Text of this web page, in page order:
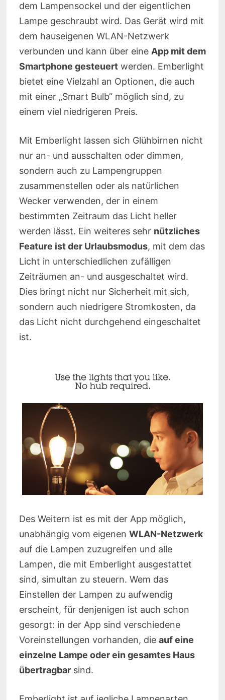
dem Lampensockel und der eigentlichen
Lampe geschraubt wird. Das Gerät wird mit
dem hauseigenen WLAN-Netzwerk
verbunden und kann über eine App mit dem
Smartphone gesteuertwerden. Emberlight
bietet eine Vielzahl an Optionen, die auch
mit einer „Smart Bulb“ möglich sind, zu
einem viel niedrigeren Preis.
Mit Emberlight lassen sich Glühbirnen nicht
nur an- und ausschalten oder dimmen,
sondern auch zu Lampengruppen
zusammenstellen oder als natürlichen
Wecker verwenden, der in einem
bestimmten Zeitraum das Licht heller
werden lässt. Ein weiteres sehr nützliches
Feature ist der Urlaubsmodus, mit dem das
Licht in unterschiedlichen zufälligen
Zeiträumen an- und ausgeschaltet wird.
Dies bringt nicht nur Sicherheit mit sich,
sondern auch niedrigere Stromkosten, da
das Licht nicht durchgehend eingeschaltet
ist.
Des Weitern ist es mit der App möglich,
unabhängig vom eigenen WLAN-Netzwerk
auf die Lampen zuzugreifen und alle
Lampen, die mit Emberlight ausgestattet
sind, simultan zu steuern. Wem das
Einstellen der Lampen zu aufwendig
erscheint, für denjenigen ist auch schon
gesorgt: in der App sind verschiedene
Voreinstellungen vorhanden, die auf eine
einzelne Lampe oder ein gesamtes Haus
übertragbarsind.